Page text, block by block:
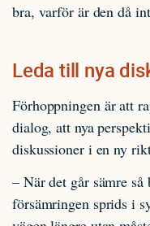
bra, varför är den då
Leda till nya
Förhoppningen är att
dialog, att nya
diskussioner i en ny
– När det går sämre
försämringen sprids i